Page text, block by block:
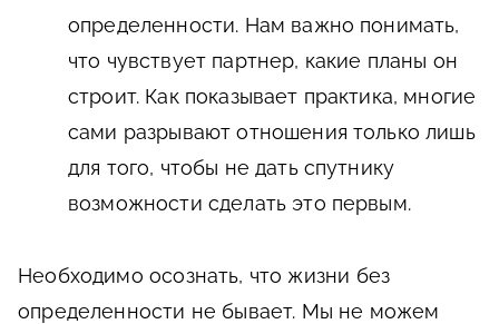
определенности. Нам важно понимать,
что чувствует партнер, какие планы он
строит. Как показывает практика, многие
сами разрывают отношения только лишь
для того, чтобы не дать спутнику
возможности сделать это первым.
Необходимо осознать, что жизни без
определенности не бывает. Мы не можем